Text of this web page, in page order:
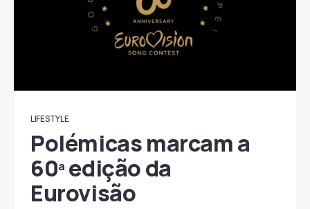
LIFESTYLE
Polémicas marcam a
60ª edição da
Eurovisão